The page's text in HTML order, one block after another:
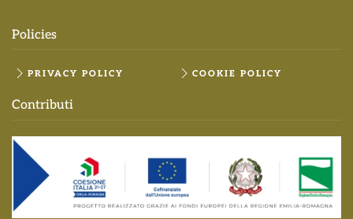
Policies
PRIVACY POLICY COOKIE POLICY
Contributi